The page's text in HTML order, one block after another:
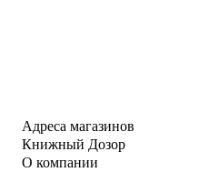
Адреса магазинов
Книжный Дозор
О компании